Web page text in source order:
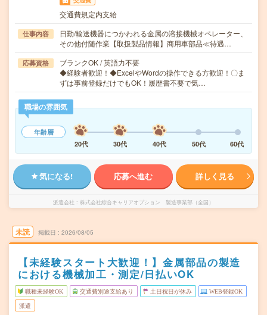
交通費規定内支給
仕事内容
日勤/輸送機器につかわれる金属の溶接機械オペレーター、
その他付随作業【取扱製品情報】商用車部品≪待遇…
応募資格
ブランクOK / 英語力不要
◆経験者歓迎！◆ExcelやWordの操作できる方歓迎！〇ま
ずは事前登録だけでもOK！履歴書不要で気…
職場の雰囲気
年齢層
20代
30代 40代 50代 60代
気になる! 応募へ進む 詳しく見る
派遣会社 株式会社綜合キャリアオプション 製造事業部（全国）
未読 掲載日 2026/08/05
【未経験スタート大歓迎！】金属部品の製造
における機械加工・測定/日払いOK
職種未経験OK 交通費別途支給あり 土日祝日が休み WEB登録OK
派遣